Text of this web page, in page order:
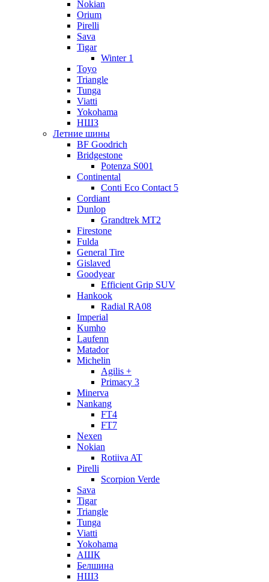
Nokian
Orium
Pirelli
Sava
Tigar
Winter 1
Toyo
Triangle
Tunga
Viatti
Yokohama
НШЗ
Летние шины
BF Goodrich
Bridgestone
Potenza S001
Continental
Conti Eco Contact 5
Cordiant
Dunlop
Grandtrek MT2
Firestone
Fulda
General Tire
Gislaved
Goodyear
Efficient Grip SUV
Hankook
Radial RA08
Imperial
Kumho
Laufenn
Matador
Michelin
Agilis +
Primacy 3
Minerva
Nankang
FT4
FT7
Nexen
Nokian
Rotiiva AT
Pirelli
Scorpion Verde
Sava
Tigar
Triangle
Tunga
Viatti
Yokohama
АШК
Белшина
НШЗ